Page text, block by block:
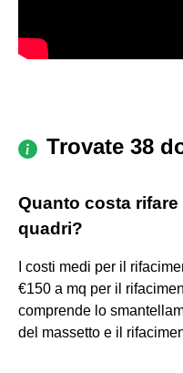
Trovate 38
Quanto costa
quadri?
I costi medi per il
€150 a mq per il
comprende lo
del massetto e il